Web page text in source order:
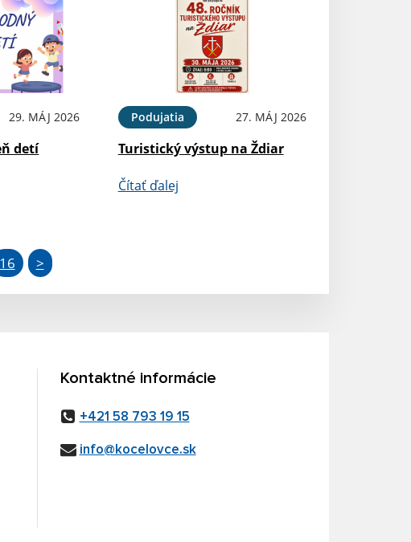
29. MÁJ 2026
detí
Podujatia 27. MÁJ 2026
Turistický výstup na Ždiar
Čítať ďalej
16 >
Kontaktné informácie
+421 58 793 19 15
info@kocelovce.sk